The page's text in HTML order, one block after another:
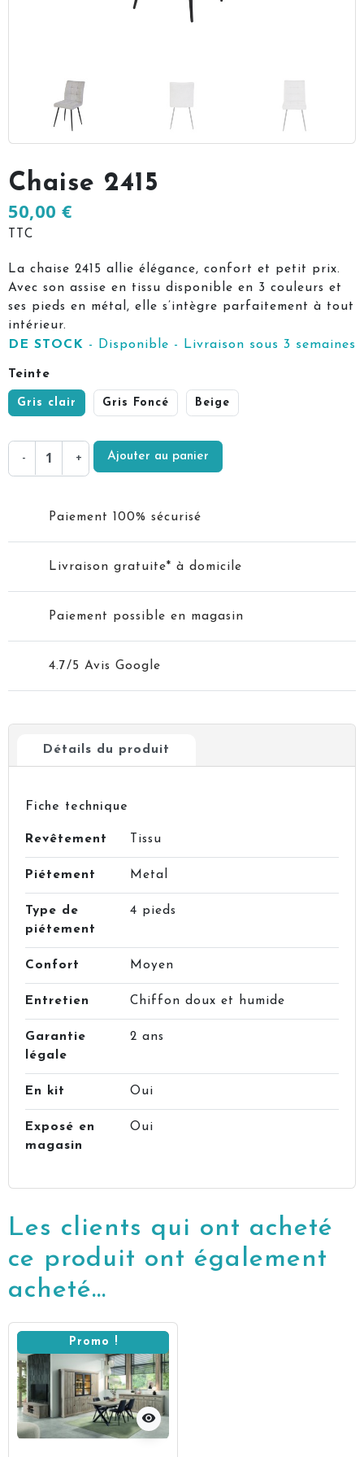
Chaise 2415
50,00 €
TTC
La chaise 2415 allie élégance, confort et petit prix.
Avec son assise en tissu disponible en 3 couleurs et
ses pieds en métal, elle s’intègre parfaitement à tout
intérieur.
DE STOCK - Disponible - Livraison sous 3 semaines
Teinte
Gris clair Gris Foncé Beige
- + Ajouter au panier
Paiement 100% sécurisé
Livraison gratuite* à domicile
Paiement possible en magasin
4.7/5 Avis Google
Détails du produit
Fiche technique
Revêtement Tissu
Piétement Metal
Type de
piétement
4 pieds
Confort Moyen
Entretien Chiffon doux et humide
Garantie
légale
2 ans
En kit Oui
Exposé en
magasin
Oui
Les clients qui ont acheté
ce produit ont également
acheté...
Promo !
visibility